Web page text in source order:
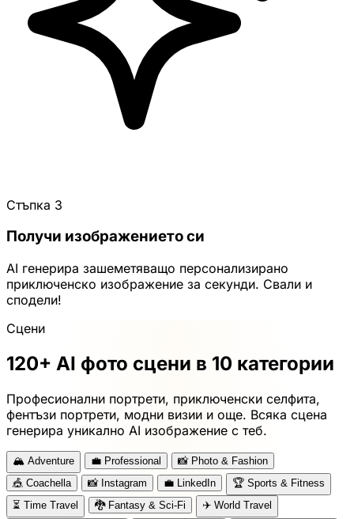
Стъпка 3
Получи изображението си
AI генерира зашеметяващо персонализирано
приключенско изображение за секунди. Свали и
сподели!
Сцени
120+ AI фото сцени в 10 категории
Професионални портрети, приключенски селфита,
фентъзи портрети, модни визии и още. Всяка сцена
генерира уникално AI изображение с теб.
🏔️ Adventure 💼 Professional 📸 Photo & Fashion
🎪 Coachella 📸 Instagram 💼 LinkedIn 🏆 Sports & Fitness
⏳ Time Travel 🐉 Fantasy & Sci-Fi ✈️ World Travel